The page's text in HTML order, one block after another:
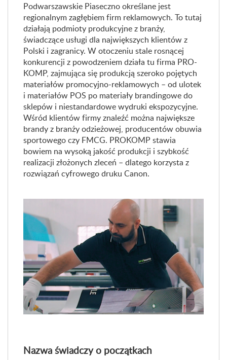
Podwarszawskie Piaseczno określane jest
regionalnym zagłębiem firm reklamowych. To tutaj
działają podmioty produkcyjne z branży,
świadczące usługi dla największych klientów z
Polski i zagranicy. W otoczeniu stale rosnącej
konkurencji z powodzeniem działa tu firma PRO-
KOMP, zajmująca się produkcją szeroko pojętych
materiałów promocyjno-reklamowych – od ulotek
i materiałów POS po materiały brandingowe do
sklepów i niestandardowe wydruki ekspozycyjne.
Wśród klientów firmy znaleźć można największe
brandy z branży odzieżowej, producentów obuwia
sportowego czy FMCG. PROKOMP stawia
bowiem na wysoką jakość produkcji i szybkość
realizacji złożonych zleceń – dlatego korzysta z
rozwiązań cyfrowego druku Canon.
Nazwa świadczy o początkach